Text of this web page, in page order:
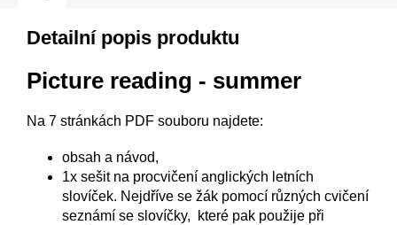
Detailní popis produktu
Picture reading - summer
Na 7 stránkách PDF souboru najdete:
obsah a návod,
1x sešit na procvičení anglických letních
slovíček. Nejdříve se žák pomocí různých cvičení
seznámí se slovíčky, které pak použije při